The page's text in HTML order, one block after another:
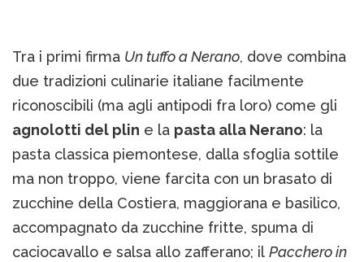
Tra i primi firma Un tuffo a Nerano, dove combina
due tradizioni culinarie italiane facilmente
riconoscibili (ma agli antipodi fra loro) come gli
agnolotti del plin e la pasta alla Nerano: la
pasta classica piemontese, dalla sfoglia sottile
ma non troppo, viene farcita con un brasato di
zucchine della Costiera, maggiorana e basilico,
accompagnato da zucchine fritte, spuma di
caciocavallo e salsa allo zafferano; il Pacchero in